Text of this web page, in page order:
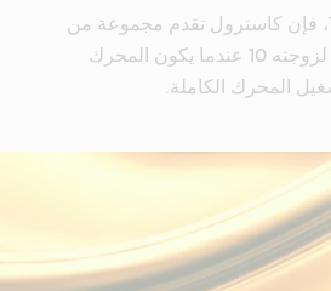
إذا كانت سيارتك تحتاج إلى زيت محرك 10W-30، فإن كاسترول تقدم مجموعة من
الخيارات، تتدفق جميعها بشكل يماثل زيت درجة لزوجته 10 عندما يكون المحرك